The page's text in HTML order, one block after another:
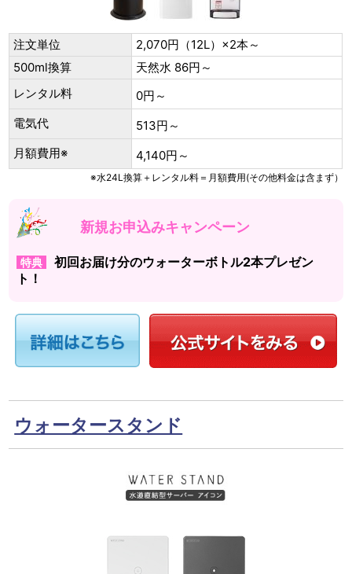
注文単位
2,070円（12L）×2本～
500ml換算
天然水 86円～
レンタル料
0円～
電気代
513円～
月額費用※
4,140円～
※水24L換算＋レンタル料＝月額費用(その他料金は含まず）
新規お申込みキャンペーン
特典
初回お届け分のウォーターボトル2本プレゼン
ト！
ウォータースタンド